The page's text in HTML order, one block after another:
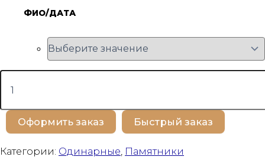
ФИО/ДАТА
Количество
товара
Оформить заказ Быстрый заказ
Категории: Одинарные Памятники